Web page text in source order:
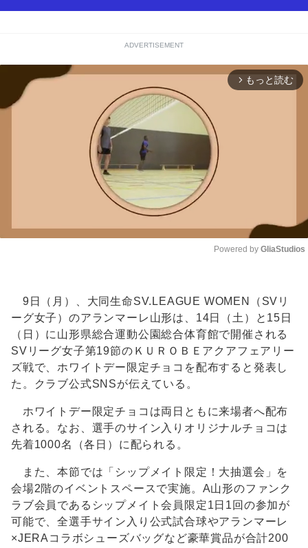
ADVERTISEMENT
arrow_forward_ios もっと読む
Powered by GliaStudios
9日（月）、大同生命SV.LEAGUE WOMEN（SVリ
ーグ女子）のアランマーレ山形は、14日（土）と15日
（日）に山形県総合運動公園総合体育館で開催される
SVリーグ女子第19節のＫＵＲＯＢＥアクアフェアリー
ズ戦で、ホワイトデー限定チョコを配布すると発表し
た。クラブ公式SNSが伝えている。
ホワイトデー限定チョコは両日ともに来場者へ配布
される。なお、選手のサイン入りオリジナルチョコは
先着1000名（各日）に配られる。
また、本節では「シップメイト限定！大抽選会」を
会場2階のイベントスペースで実施。A山形のファンク
ラブ会員であるシップメイト会員限定1日1回の参加が
可能で、全選手サイン入り公式試合球やアランマーレ
×JERAコラボシューズバッグなど豪華賞品が合計200